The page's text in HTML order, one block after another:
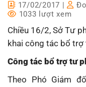
17/02/2017 |
1033 lượt xem
Chiều 16/2, Sở Tư
khai công tác bổ
Công tác bổ trợ tư
Theo Phó Giám